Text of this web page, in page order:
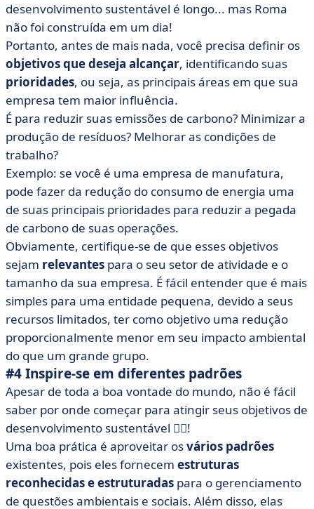
desenvolvimento sustentável é longo... mas Roma
não foi construída em um dia!
Portanto, antes de mais nada, você precisa definir os
objetivos que deseja alcançar, identificando suas
prioridades, ou seja, as principais áreas em que sua
empresa tem maior influência.
É para reduzir suas emissões de carbono? Minimizar a
produção de resíduos? Melhorar as condições de
trabalho?
Exemplo: se você é uma empresa de manufatura,
pode fazer da redução do consumo de energia uma
de suas principais prioridades para reduzir a pegada
de carbono de suas operações.
Obviamente, certifique-se de que esses objetivos
sejam relevantes para o seu setor de atividade e o
tamanho da sua empresa. É fácil entender que é mais
simples para uma entidade pequena, devido a seus
recursos limitados, ter como objetivo uma redução
proporcionalmente menor em seu impacto ambiental
do que um grande grupo.
#4 Inspire-se em diferentes padrões
Apesar de toda a boa vontade do mundo, não é fácil
saber por onde começar para atingir seus objetivos de
desenvolvimento sustentável 😮‍💨!
Uma boa prática é aproveitar osvários padrões
existentes, pois eles fornecem estruturas
reconhecidas e estruturadas para o gerenciamento
de questões ambientais e sociais. Além disso, elas